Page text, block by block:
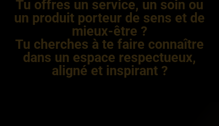
Tu offres un service, un soin ou
un produit porteur de sens et de
mieux-être ?
Tu cherches à te faire connaître
dans un espace respectueux,
aligné et inspirant ?